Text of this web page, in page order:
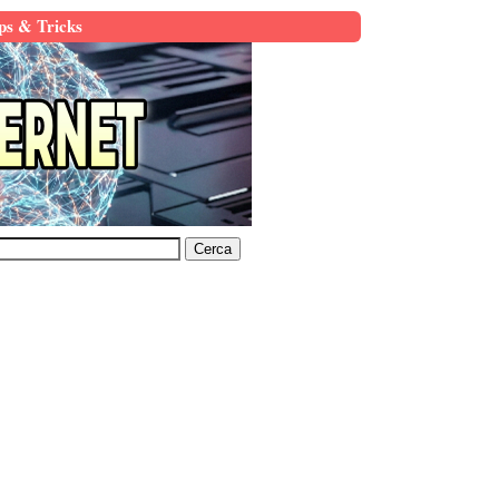
& Tricks